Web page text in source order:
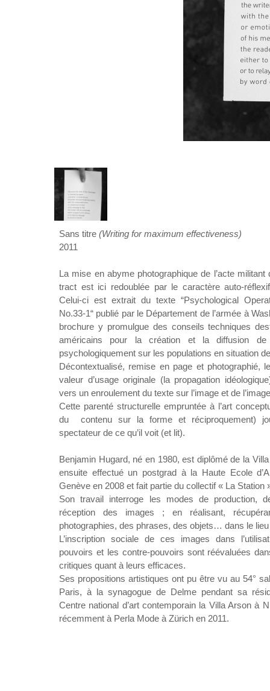
Sans titre (Writing for maximum effectiveness)
2011
La mise en abyme photographique de l’acte
tract est ici redoublée par le caractère auto-
Celui-ci est extrait du texte “Psychological
No.33-1“ publié par le Département de l’armée à
brochure y promulgue des conseils techniques
américains pour la création et la diffusion de
psychologiquement sur les populations en situation
Décontextualisé, remise en page et photographié,
valeur d’usage originale (la propagation
vers un enroulement du texte sur l’image et de
Cette parenté structurelle empruntée à l’art
du contenu sur la forme et réciproquement)
spectateur de ce qu’il voit (et lit).
Benjamin Hugard, né en 1980, est diplômé de la
ensuite effectué un postgrad à la Haute Ecole
Genève en 2008 et fait partie du collectif « La Station
Son travail interroge les modes de production,
réception des images ; en réalisant,
photographies, des phrases, des objets… dans le lieu
L’inscription sociale de ces images dans
pouvoirs et les contre-pouvoirs sont réévaluées
critiques quant à leurs efficaces.
Ses propositions artistiques ont pu être vu au 54°
Paris, à la synagogue de Delme pendant sa
Centre national d’art contemporain la Villa Arson à
récemment à Perla Mode à Zürich en 2011.